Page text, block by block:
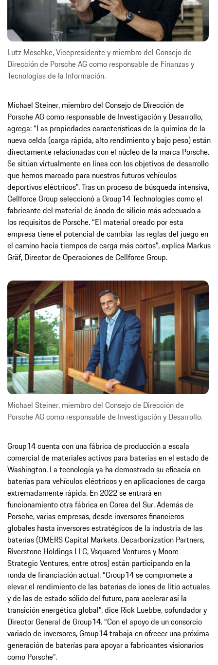
Lutz Meschke, Vicepresidente y miembro del Consejo de
Dirección de Porsche AG como responsable de Finanzas y
Tecnologías de la Información.
Michael Steiner, miembro del Consejo de Dirección de
Porsche AG como responsable de Investigación y Desarrollo,
agrega: “Las propiedades características de la química de la
nueva celda (carga rápida, alto rendimiento y bajo peso) están
directamente relacionadas con el núcleo de la marca Porsche.
Se sitúan virtualmente en línea con los objetivos de desarrollo
que hemos marcado para nuestros futuros vehículos
deportivos eléctricos”. Tras un proceso de búsqueda intensiva,
Cellforce Group seleccionó a Group14 Technologies como el
fabricante del material de ánodo de silicio más adecuado a
los requisitos de Porsche. “El material creado por esta
empresa tiene el potencial de cambiar las reglas del juego en
el camino hacia tiempos de carga más cortos”, explica Markus
Gräf, Director de Operaciones de Cellforce Group.
Michael Steiner, miembro del Consejo de Dirección de
Porsche AG como responsable de Investigación y Desarrollo.
Group14 cuenta con una fábrica de producción a escala
comercial de materiales activos para baterías en el estado de
Washington. La tecnología ya ha demostrado su eficacia en
baterías para vehículos eléctricos y en aplicaciones de carga
extremadamente rápida. En 2022 se entrará en
funcionamiento otra fábrica en Corea del Sur. Además de
Porsche, varias empresas, desde inversores financieros
globales hasta inversores estratégicos de la industria de las
baterías (OMERS Capital Markets, Decarbonization Partners,
Riverstone Holdings LLC, Vsquared Ventures y Moore
Strategic Ventures, entre otros) están participando en la
ronda de financiación actual. “Group14 se compromete a
elevar el rendimiento de las baterías de iones de litio actuales
y de las de estado sólido del futuro, para acelerar así la
transición energética global”, dice Rick Luebbe, cofundador y
Director General de Group14. “Con el apoyo de un consorcio
variado de inversores, Group14 trabaja en ofrecer una próxima
generación de baterías para apoyar a fabricantes visionarios
como Porsche”.